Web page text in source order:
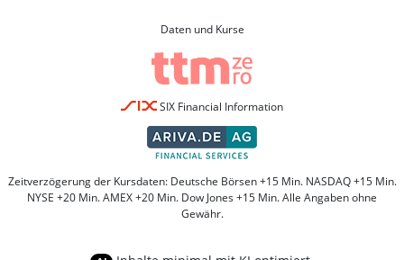
Daten und Kurse
SIX Financial Information
Zeitverzögerung der Kursdaten: Deutsche Börsen +15 Min. NASDAQ +15 Min.
NYSE +20 Min. AMEX +20 Min. Dow Jones +15 Min. Alle Angaben ohne
Gewähr.